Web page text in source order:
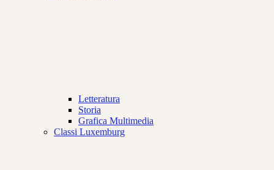
Letteratura
Storia
Grafica Multimedia
Classi Luxemburg